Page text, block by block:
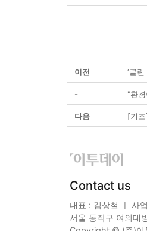
이전 ‘클
- "환
다음 [기조
Contact us
대표 : 김상철 ㅣ
서울 동작구 여의대